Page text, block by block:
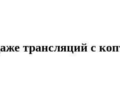
трансляций с